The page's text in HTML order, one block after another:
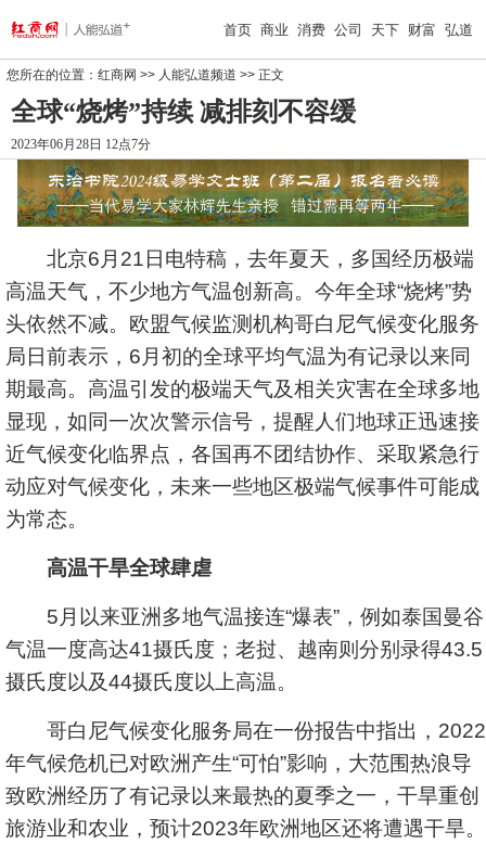
首页 商业 消费 公司 天下 财富 弘道
您所在的位置： 红商网 >> 人能弘道频道 >> 正文
全球“烧烤”持续 减排刻不容缓
2023年06月28日 12点7分
北京6月21日电特稿，去年夏天，多国经历极端
高温天气，不少地方气温创新高。今年全球“烧烤”势
头依然不减。欧盟气候监测机构哥白尼气候变化服务
局日前表示，6月初的全球平均气温为有记录以来同
期最高。高温引发的极端天气及相关灾害在全球多地
显现，如同一次次警示信号，提醒人们地球正迅速接
近气候变化临界点，各国再不团结协作、采取紧急行
动应对气候变化，未来一些地区极端气候事件可能成
为常态。
高温干旱全球肆虐
5月以来亚洲多地气温接连“爆表”，例如泰国曼谷
气温一度高达41摄氏度；老挝、越南则分别录得43.5
摄氏度以及44摄氏度以上高温。
哥白尼气候变化服务局在一份报告中指出，2022
年气候危机已对欧洲产生“可怕”影响，大范围热浪导
致欧洲经历了有记录以来最热的夏季之一，干旱重创
旅游业和农业，预计2023年欧洲地区还将遭遇干旱。